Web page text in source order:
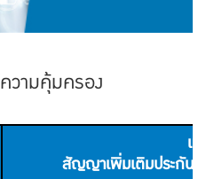
วามคุ้มครอง
แ
สัญญาเพิ่มเติมประกัน